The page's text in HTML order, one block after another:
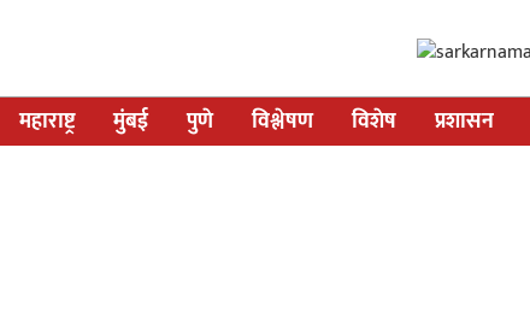
महाराष्ट्र मुंबई पुणे विश्लेषण विशेष प्रशासन